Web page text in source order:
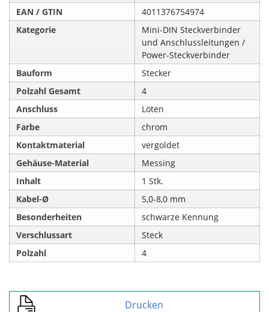
EAN / GTIN
4011376754974
Kategorie
Mini-DIN Steckverbinder
und Anschlussleitungen /
Power-Steckverbinder
Bauform
Stecker
Polzahl Gesamt
4
Anschluss
Löten
Farbe
chrom
Kontaktmaterial
vergoldet
Gehäuse-Material
Messing
Inhalt
1 Stk.
Kabel-Ø
5,0-8,0 mm
Besonderheiten
schwarze Kennung
Verschlussart
Steck
Polzahl
4
Drucken